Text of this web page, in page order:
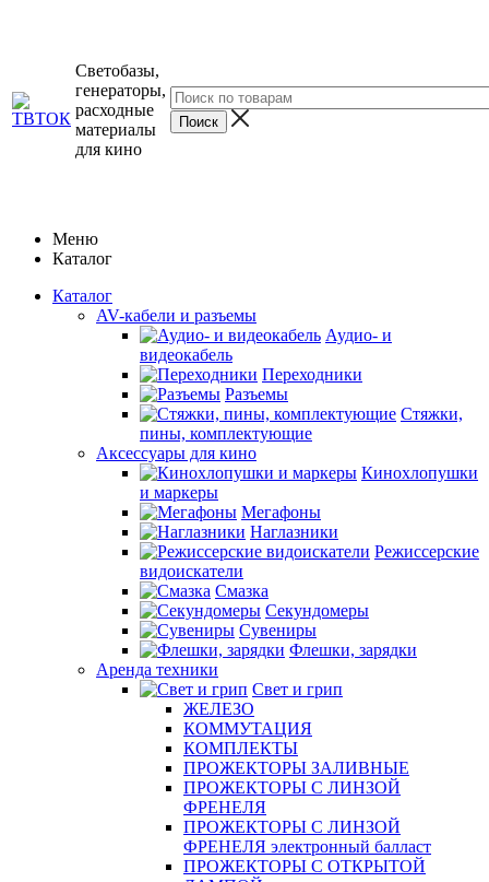
Светобазы,
генераторы,
расходные
материалы
для кино
Меню
Каталог
Каталог
AV-кабели и разъемы
Аудио- и
видеокабель
Переходники
Разъемы
Стяжки,
пины, комплектующие
Аксессуары для кино
Кинохлопушки
и маркеры
Мегафоны
Наглазники
Режиссерские
видоискатели
Смазка
Секундомеры
Сувениры
Флешки, зарядки
Аренда техники
Свет и грип
ЖЕЛЕЗО
КОММУТАЦИЯ
КОМПЛЕКТЫ
ПРОЖЕКТОРЫ ЗАЛИВНЫЕ
ПРОЖЕКТОРЫ С ЛИНЗОЙ
ФРЕНЕЛЯ
ПРОЖЕКТОРЫ С ЛИНЗОЙ
ФРЕНЕЛЯ электронный балласт
ПРОЖЕКТОРЫ С ОТКРЫТОЙ